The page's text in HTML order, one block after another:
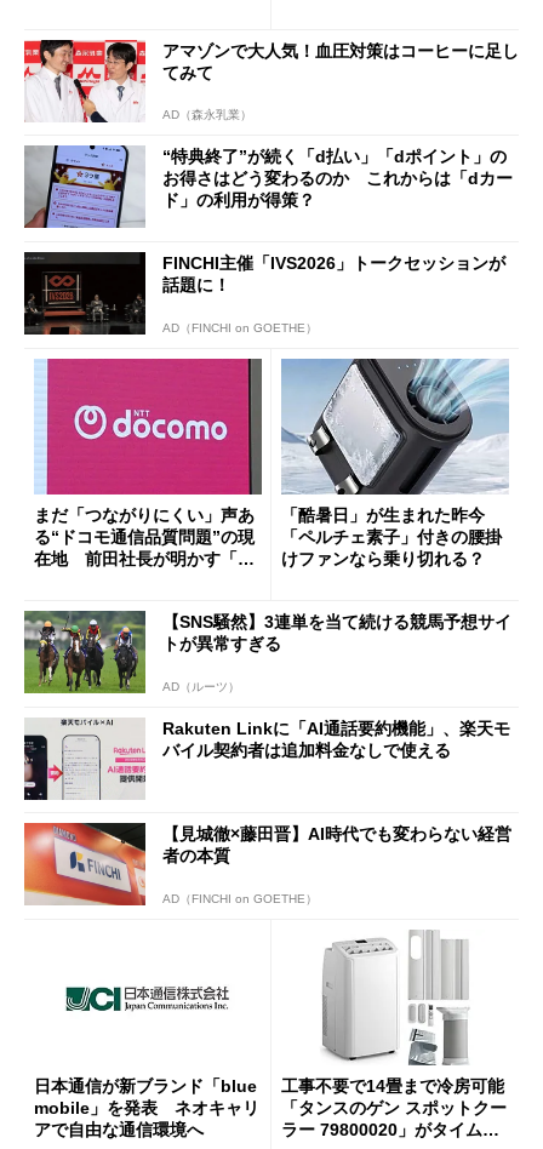
アマゾンで大人気！血圧対策はコーヒーに足し
てみて
AD（森永乳業）
“特典終了”が続く「d払い」「dポイント」の
お得さはどう変わるのか これからは「dカー
ド」の利用が得策？
FINCHI主催「IVS2026」トークセッションが
話題に！
AD（FINCHI on GOETHE）
まだ「つながりにくい」声あ
る“ドコモ通信品質問題”の現
在地 前田社長が明かす「道
「酷暑日」が生まれた昨今
「ペルチェ素子」付きの腰掛
けファンなら乗り切れる？
【SNS騒然】3連単を当て続ける競馬予想サイ
トが異常すぎる
AD（ルーツ）
Rakuten Linkに「AI通話要約機能」、楽天モ
バイル契約者は追加料金なしで使える
【見城徹×藤田晋】AI時代でも変わらない経営
者の本質
AD（FINCHI on GOETHE）
日本通信が新ブランド「blue
mobile」を発表 ネオキャリ
アで自由な通信環境へ
工事不要で14畳まで冷房可能
「タンスのゲン スポットクー
ラー 79800020」がタイムセ